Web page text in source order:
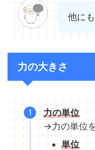
他に
力の大きさ
力の単位
→力の単位
単位